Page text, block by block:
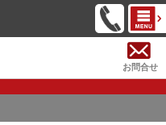
お問合せ